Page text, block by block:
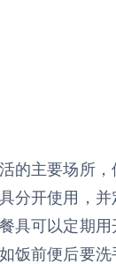
的主要场所
分开使用，
具可以定期
饭前便后要